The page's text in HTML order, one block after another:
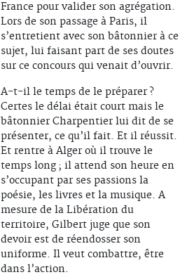
France pour valider son agrégation.
Lors de son passage à Paris, il
s’entretient avec son bâtonnier à ce
sujet, lui faisant part de ses doutes
sur ce concours qui venait d’ouvrir.
A-t-il le temps de le préparer ?
Certes le délai était court mais le
bâtonnier Charpentier lui dit de se
présenter, ce qu’il fait. Et il réussit.
Et rentre à Alger où il trouve le
temps long ; il attend son heure en
s’occupant par ses passions la
poésie, les livres et la musique. A
mesure de la Libération du
territoire, Gilbert juge que son
devoir est de réendosser son
uniforme. Il veut combattre, être
dans l’action.